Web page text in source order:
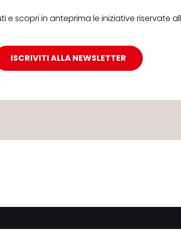
e scopri in anteprima le iniziative riservate
ISCRIVITI ALLA NEWSLETTER